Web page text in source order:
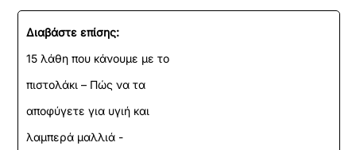
Διαβάστε επίσης:
15 λάθη που κάνουμε με το
πιστολάκι – Πώς να τα
αποφύγετε για υγιή και
λαμπερά μαλλιά -